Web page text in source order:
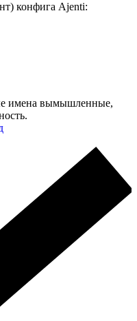
конфига Ajenti:
имена вымышленные,